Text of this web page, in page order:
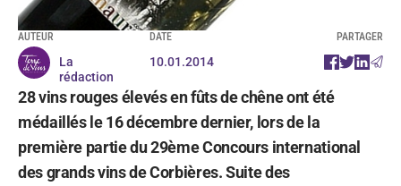
AUTEUR
La
rédaction
DATE
10.01.2014
PARTAGER
28 vins rouges élevés en fûts de chêne ont été
médaillés le 16 décembre dernier, lors de la
première partie du 29ème Concours international
des grands vins de Corbières. Suite des